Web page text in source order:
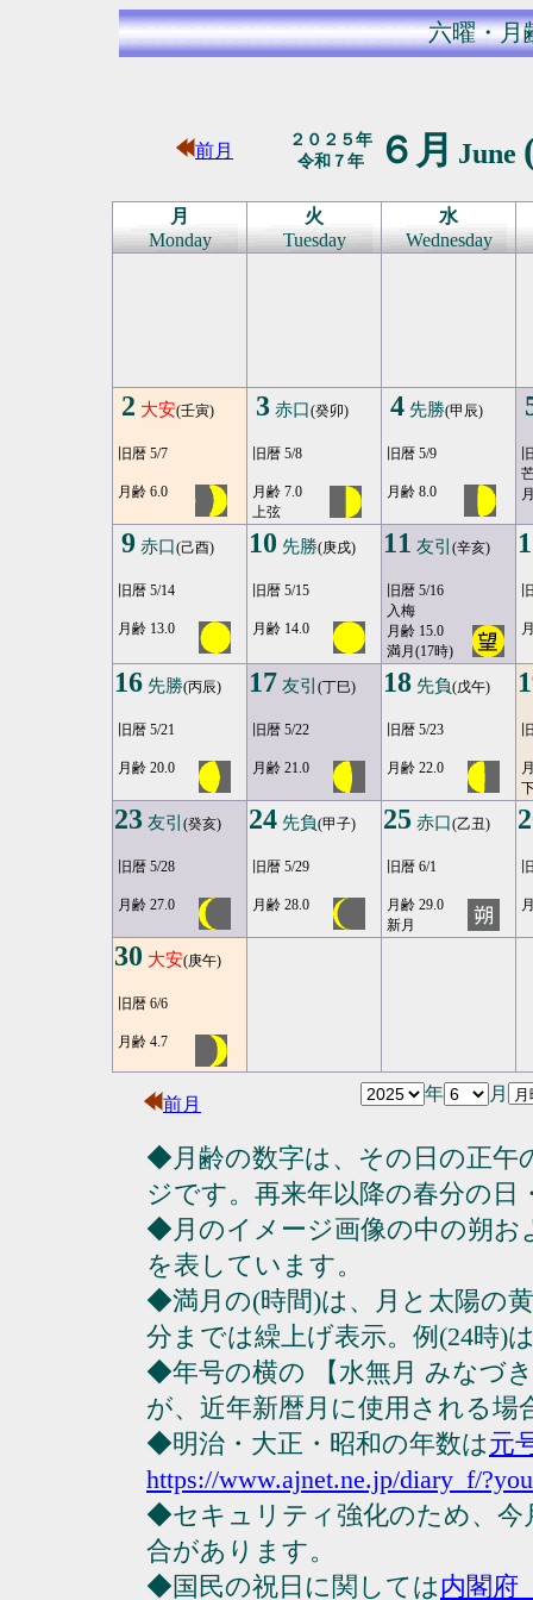
六曜・月
前月
２０２５年
令和７年
６月 June
月
Monday
火
Tuesday
水
Wednesday
2 大安(壬寅)
旧暦 5/7
月齢 6.0
3 赤口(癸卯)
旧暦 5/8
月齢 7.0
上弦
4 先勝(甲辰)
旧暦 5/9
月齢 8.0
9 赤口(己酉)
旧暦 5/14
月齢 13.0
10 先勝(庚戌)
旧暦 5/15
月齢 14.0
11 友引 (辛亥)
旧暦 5/16
入梅
月齢 15.0
満月(17時)
16 先勝(丙辰)
旧暦 5/21
月齢 20.0
17 友引 (丁巳)
旧暦 5/22
月齢 21.0
18 先負(戊午)
旧暦 5/23
月齢 22.0
23 友引 (癸亥)
旧暦 5/28
月齢 27.0
24 先負(甲子)
旧暦 5/29
月齢 28.0
25 赤口(乙丑)
旧暦 6/1
月齢 29.0
新月
30 大安(庚午)
旧暦 6/6
月齢 4.7
前月
年 月
◆月齢の数字は、その日の正午
ジです。再来年以降の春分の日
◆月のイメージ画像の中の朔
を表しています。
◆満月の(時間)は、月と太陽の
分までは繰上げ表示。例(24時)
◆年号の横の 【水無月 みなづ
が、近年新暦月に使用される場
◆明治・大正・昭和の年数は元
https://www.ajnet.ne.jp/diary_f/
◆セキュリティ強化のため、今
合があります。
◆国民の祝日に関しては内閣府